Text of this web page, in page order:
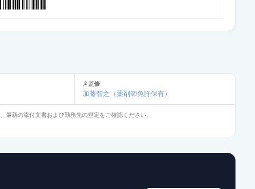
監修
加藤智之 （薬剤師免許保有）
新の添付文書および勤務先の規定をご確認ください。